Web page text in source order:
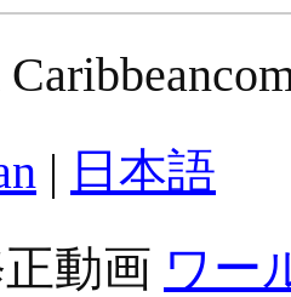
| 日本語
動画 ワー